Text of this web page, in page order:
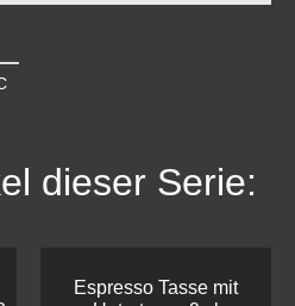
dieser Serie:
Espresso Tasse mit